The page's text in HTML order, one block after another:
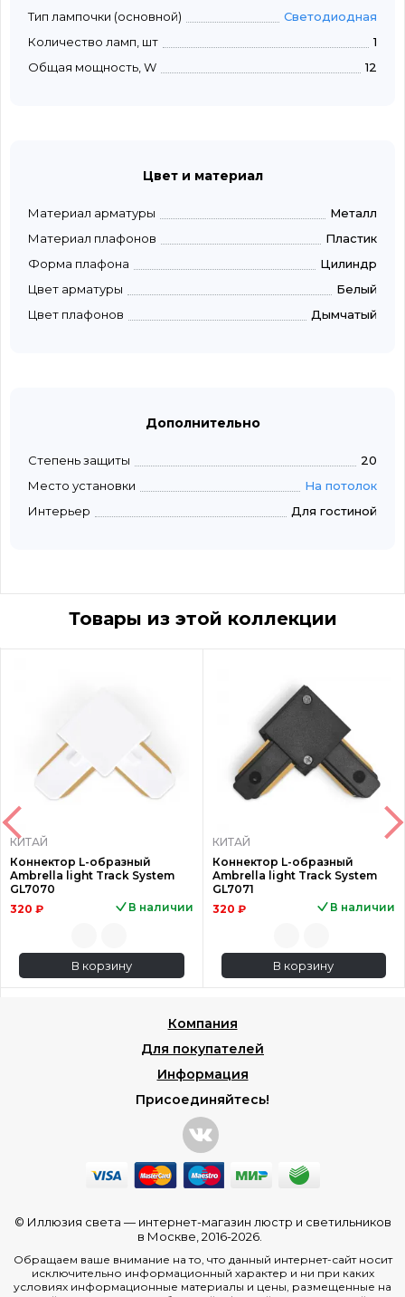
Тип лампочки (основной)
Светодиодная
Количество ламп, шт
1
Общая мощность, W
12
Цвет и материал
Материал арматуры
Металл
Материал плафонов
Пластик
Форма плафона
Цилиндр
Цвет арматуры
Белый
Цвет плафонов
Дымчатый
Дополнительно
Степень защиты
20
Место установки
На потолок
Интерьер
Для гостиной
Товары из этой коллекции
КИТАЙ
Коннектор L-образный
Ambrella light Track System
GL7070
320 ₽
В наличии
В корзину
КИТАЙ
Коннектор L-образный
Ambrella light Track System
GL7071
320 ₽
В наличии
В корзину
Компания
Для покупателей
Информация
Присоединяйтесь!
© Иллюзия света — интернет-магазин люстр и светильников
в Москве , 2016-2026.
Обращаем ваше внимание на то, что данный интернет-сайт носит
исключительно информационный характер и ни при каких
условиях информационные материалы и цены, размещенные на